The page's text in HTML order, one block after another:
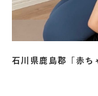
石川県鹿島郡「赤